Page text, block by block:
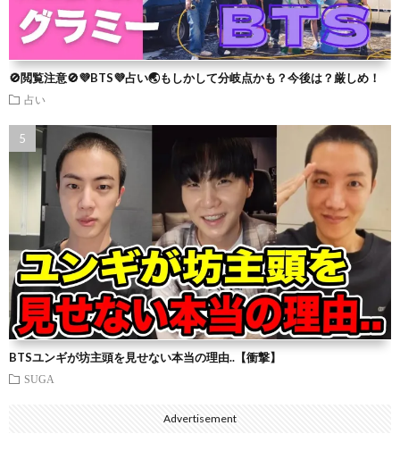
🚫閲覧注意🚫💜BTS💜占い🌏もしかして分岐点かも？今後は？厳しめ！
占い
BTSユンギが坊主頭を見せない本当の理由..【衝撃】
SUGA
Advertisement